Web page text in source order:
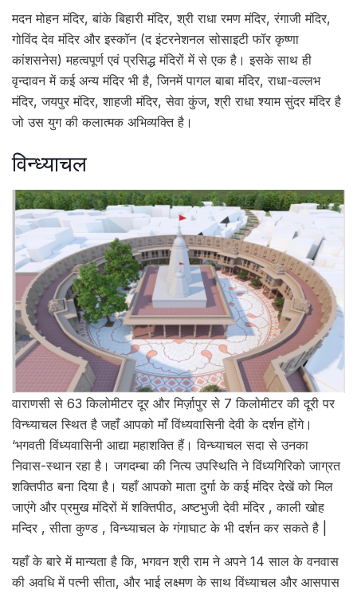
मदन मोहन मंदिर, बांके बिहारी मंदिर, श्री राधा रमण मंदिर, रंगाजी मंदिर,
गोविंद देव मंदिर और इस्कॉन (द इंटरनेशनल सोसाइटी फॉर कृष्णा
कांशसनेस) महत्वपूर्ण एवं प्रसिद्ध मंदिरों में से एक है। इसके साथ ही
वृन्दावन में कई अन्य मंदिर भी है, जिनमें पागल बाबा मंदिर, राधा-वल्लभ
मंदिर, जयपुर मंदिर, शाहजी मंदिर, सेवा कुंज, श्री राधा श्याम सुंदर मंदिर है
जो उस युग की कलात्मक अभिव्यक्ति है।
विन्ध्याचल
वाराणसी से 63 किलोमीटर दूर और मिर्ज़ापुर से 7 किलोमीटर की दूरी पर
विन्ध्याचल स्थित है जहाँ आपको माँ विंध्यवासिनी देवी के दर्शन होंगे।
‘भगवती विंध्यवासिनी आद्या महाशक्ति हैं। विन्ध्याचल सदा से उनका
निवास-स्थान रहा है। जगदम्बा की नित्य उपस्थिति ने विंध्यगिरिको जाग्रत
शक्तिपीठ बना दिया है। यहाँ आपको माता दुर्गा के कई मंदिर देखें को मिल
जाएंगे और प्रमुख मंदिरों में शक्तिपीठ, अष्टभुजी देवी मंदिर , काली खोह
मन्दिर , सीता कुण्ड , विन्ध्याचल के गंगाघाट के भी दर्शन कर सकते है |
यहाँ के बारे में मान्यता है कि, भगवन श्री राम ने अपने 14 साल के वनवास
की अवधि में पत्नी सीता, और भाई लक्ष्मण के साथ विंध्याचल और आसपास